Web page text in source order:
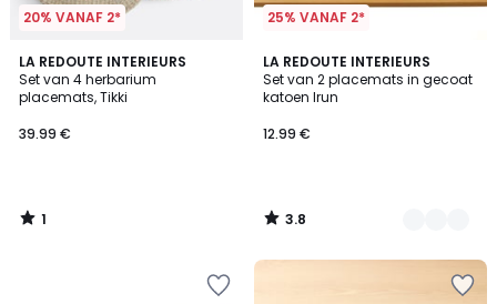
20% VANAF 2*
LA REDOUTE INTERIEURS
Set van 4 herbarium
placemats, Tikki
39.99 €
1
/
5
1
/
25% VANAF 2*
LA REDOUTE INTERIEURS
Set van 2 placemats in gecoat
katoen Irun
12.99 €
3.8
/ 5
2
Kleuren
3.8
/